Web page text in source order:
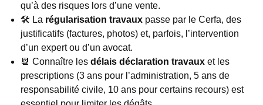
qu’à des risques lors d’une vente.
🛠️ La régularisation travaux passe par le Cerfa, des
justificatifs (factures, photos) et, parfois, l’intervention
d’un expert ou d’un avocat.
📆 Connaître les délais déclaration travaux et les
prescriptions (3 ans pour l’administration, 5 ans de
responsabilité civile, 10 ans pour certains recours) est